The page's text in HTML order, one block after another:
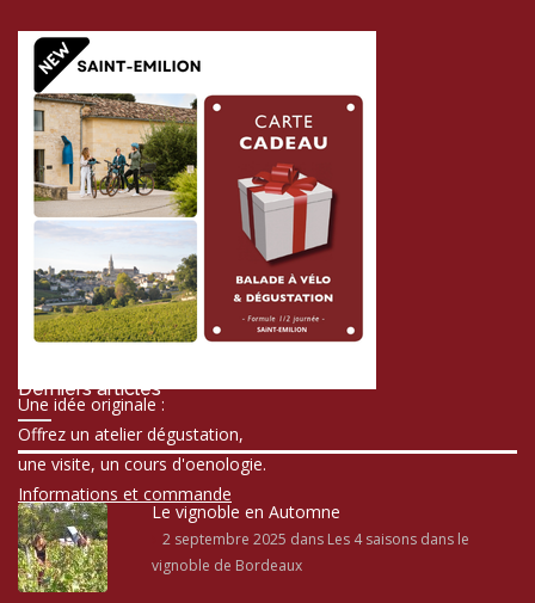
Une idée originale :
Offrez un atelier dégustation,
une visite, un cours d'oenologie.
Informations et commande
Derniers articles
Le vignoble en Automne
2 septembre 2025 dans Les 4 saisons dans le
vignoble de Bordeaux